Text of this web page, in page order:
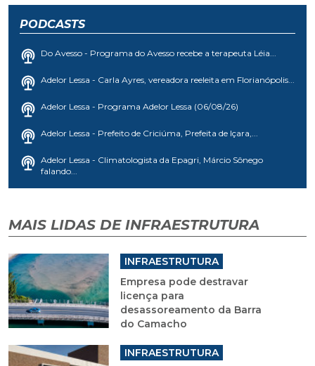
PODCASTS
Do Avesso - Programa do Avesso recebe a terapeuta Léia...
Adelor Lessa - Carla Ayres, vereadora reeleita em Florianópolis...
Adelor Lessa - Programa Adelor Lessa (06/08/26)
Adelor Lessa - Prefeito de Criciúma, Prefeita de Içara,...
Adelor Lessa - Climatologista da Epagri, Márcio Sônego
falando...
MAIS LIDAS DE INFRAESTRUTURA
INFRAESTRUTURA
Empresa pode destravar
licença para
desassoreamento da Barra
do Camacho
INFRAESTRUTURA